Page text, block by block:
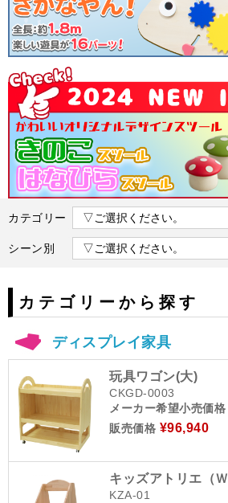
カテゴリー
シーン別
カテゴリーから探す
ディスプレイ家具
玩具ワゴン(大)
CKGD-0003
メーカー希望小売価
販売価格 ¥96,940
キッズアトリエ（Ｗ
KZA-01